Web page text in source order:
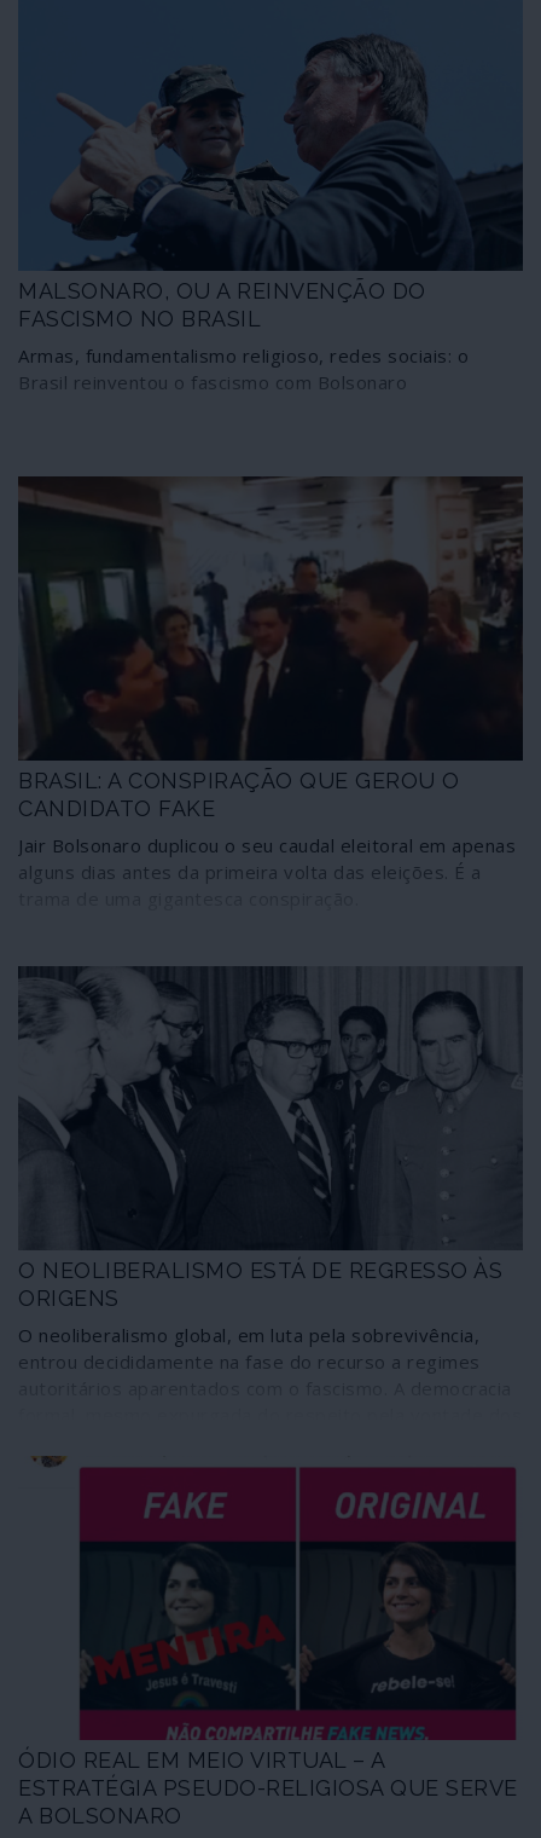
MALSONARO, OU A REINVENÇÃO DO
FASCISMO NO BRASIL
Armas, fundamentalismo religioso, redes sociais: o
Brasil reinventou o fascismo com Bolsonaro
BRASIL: A CONSPIRAÇÃO QUE GEROU O
CANDIDATO FAKE
Jair Bolsonaro duplicou o seu caudal eleitoral em apenas
alguns dias antes da primeira volta das eleições. É a
O NEOLIBERALISMO ESTÁ DE REGRESSO ÀS
ORIGENS
O neoliberalismo global, em luta pela sobrevivência,
entrou decididamente na fase do recurso a regimes
ganância insaciável do capitalismo selvagem na crise
agónica em que se encontra. Nas Américas, pela mão
experimentada dos Estados Unidos e na Europa, graças
aos potentes incentivos da União Europeia, o
neoliberalismo regressa ao sistema político próprio da
sua natureza, onde incubou no Chile de Pinochet em
ÓDIO REAL EM MEIO VIRTUAL – A
ESTRATÉGIA PSEUDO-RELIGIOSA QUE SERVE
A BOLSONARO